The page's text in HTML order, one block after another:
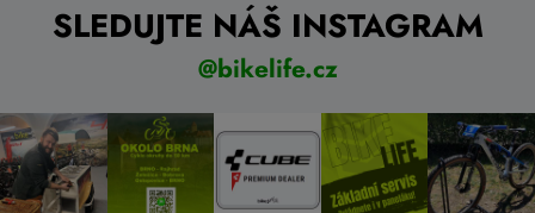
SLEDUJTE NÁŠ INSTAGRAM
@bikelife.cz